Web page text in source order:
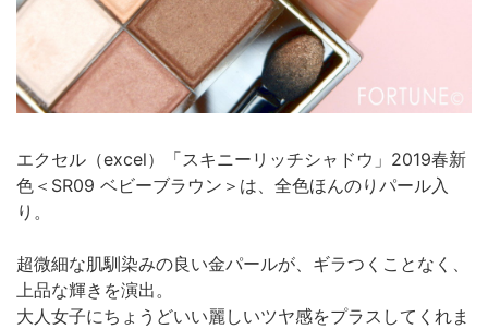
エクセル（excel）「スキニーリッチシャドウ」2019春新
色＜SR09 ベビーブラウン＞は、全色ほんのりパール入
り。
超微細な肌馴染みの良い金パールが、ギラつくことなく、
上品な輝きを演出。
大人女子にちょうどいい麗しいツヤ感をプラスしてくれま